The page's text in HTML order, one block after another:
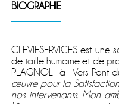
BIOGRAPHIE
CLEVIESERVICES est
de taille humaine et de
PLAGNOL à Vers-Pont-
œuvre pour la
nos intervenants. Mon